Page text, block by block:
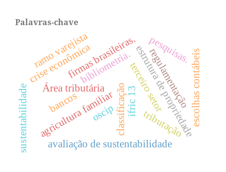
Palavras-chave
classificação
Área tributária
tributação
estrutura de propriedade
firmas brasileiras.
avaliação de sustentabilidade
agricultura familiar
bibliometria.
bancos
crise econômica regulamentação
pesquisas.
terceiro setor
oscip
sustentabilidade
ramo varejista
ifric 13 escolhas contábeis